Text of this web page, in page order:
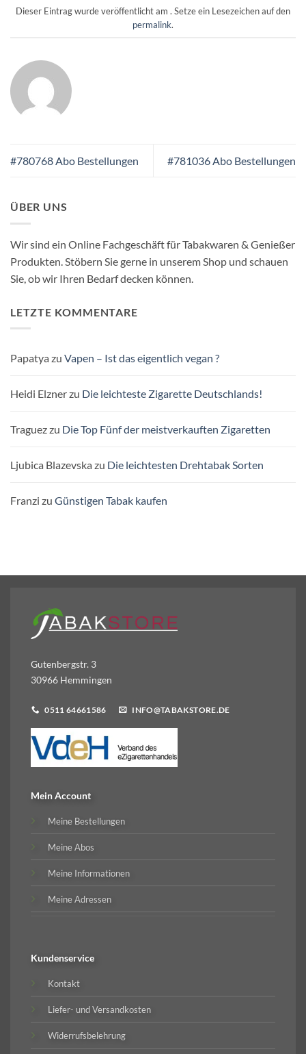
Dieser Eintrag wurde veröffentlicht am . Setze ein Lesezeichen auf den
permalink.
#780768 Abo Bestellungen #781036 Abo Bestellungen
ÜBER UNS
Wir sind ein Online Fachgeschäft für Tabakwaren & Genießer
Produkten. Stöbern Sie gerne in unserem Shop und schauen
Sie, ob wir Ihren Bedarf decken können.
LETZTE KOMMENTARE
Papatya zu Vapen – Ist das eigentlich vegan ?
Heidi Elznerzu Die leichteste Zigarette Deutschlands!
Traguezzu Die Top Fünf der meistverkauften Zigaretten
Ljubica Blazevska zu Die leichtesten Drehtabak Sorten
Franzi zu Günstigen Tabak kaufen
Gutenbergstr. 3
30966 Hemmingen
0511 64661586 INFO@TABAKSTORE.DE
Mein Account
Meine Bestellungen
Meine Abos
Meine Informationen
Meine Adressen
Kundenservice
Kontakt
Liefer- und Versandkosten
Widerrufsbelehrung